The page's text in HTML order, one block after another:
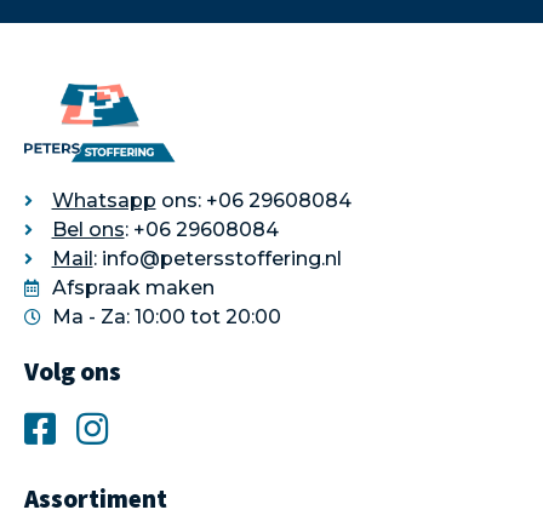
Whatsapp ons: +06 29608084
Bel ons: +06 29608084
Mail: info@petersstoffering.nl
Afspraak maken
Ma - Za: 10:00 tot 20:00
Volg ons
Assortiment